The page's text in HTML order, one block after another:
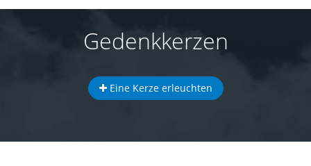
Gedenkkerzen
Eine Kerze erleuchten